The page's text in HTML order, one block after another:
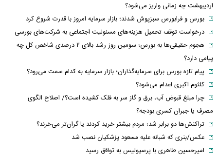
اردیبهشت چه زمانی واریز می‌شود؟
بورس و فرابورس سبزپوش شدند؛ بازار سرمایه امروز با قدرت شروع کرد
درخواست توقف تحمیل هزینه‌های مسئولیت اجتماعی به شرکت‌های بورسی
هجوم حقیقی‌ها به بورس؛ سومین روز رشد بالای ۲ درصدی شاخص کل چه
پیامی دارد؟
پیام تازه بورس برای سرمایه‌گذاران؛ بازار سرمایه به کدام سمت می‌رود؟
کلثوم اکبری اعدام می‌شود؟
چرا مبلغ قبوض آب، برق و گاز سر به فلک کشیده است؟/ اصلاح الگوی
مصرف یا جبران کسری بودجه؟
تراکنش‌ها دو برابر شد؛ مردم بیشتر خرید کردند یا گران‌تر می‌خرند؟
عکس/بنری که شبانه علیه مسعود پزشکیان نصب شد
امیرحسین طاهری با پرسپولیس به توافق رسید